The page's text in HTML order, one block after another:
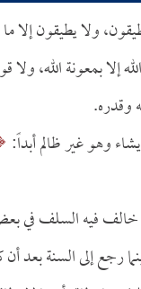
ولا يطيقون
الله، ولا
وقدره.
وهو غير ظالم أبداً:
خالف فيه السلف في
رجع إلى السنة بعد